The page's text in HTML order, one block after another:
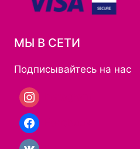
МЫ В СЕТИ
Подписывайтесь на нас